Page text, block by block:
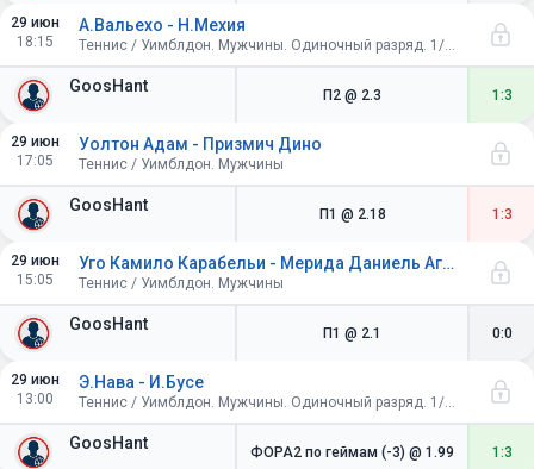
29 июн
18:15
GoosHant
А.Вальехо - Н.Мехия
Теннис / Уимблдон. Мужчины. Одиночный разряд. 1/64 финала
П2 @ 2.3 1:3
29 июн
17:05
GoosHant
Уолтон Адам - Призмич Дино
Теннис / Уимблдон. Мужчины
П1 @ 2.18 1:3
29 июн
15:05
GoosHant
Уго Камило Карабельи - Мерида Даниель Агилар
Теннис / Уимблдон. Мужчины
П1 @ 2.1 0:0
29 июн
13:00
GoosHant
Э.Нава - И.Бусе
Теннис / Уимблдон. Мужчины. Одиночный разряд. 1/64 финала
ФОРА2 по геймам (-3) @ 1.99 1:3